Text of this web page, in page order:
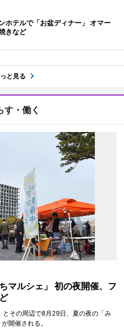
ホテルで「お盆ディナー」 オマー
きなど
と見る
す・働く
マルシェ」 初の夜開催、フ
とその周辺で8月29日、夏の夜の「み
開催される。